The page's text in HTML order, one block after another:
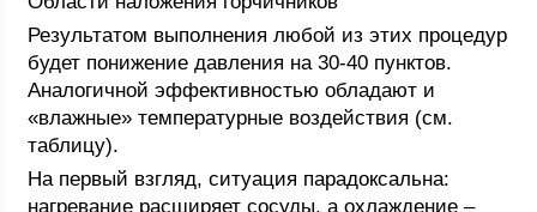
Результатом выполнения любой из этих процедур
будет понижение давления на 30-40 пунктов.
Аналогичной эффективностью обладают и
«влажные» температурные воздействия (см.
таблицу).
На первый взгляд, ситуация парадоксальна:
нагревание расширяет сосуды, а охлаждение –